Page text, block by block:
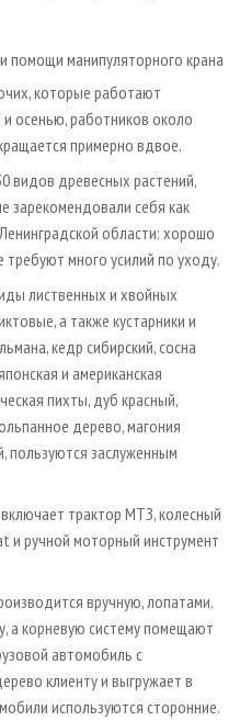
помощи манипуляторного крана
которые работают
осенью, работников около
примерно вдвое.
видов древесных растений,
зарекомендовали себя как
области: хорошо
много усилий по уходу.
лиственных и хвойных
а также кустарники и
кедр сибирский, сосна
и американская
пихты, дуб красный,
дерево, магония
пользуются заслуженным
трактор МТЗ, колесный
и ручной моторный инструмент
вручную, лопатами.
а корневую систему помещают
автомобиль с
клиенту и выгружает в
используются сторонние.